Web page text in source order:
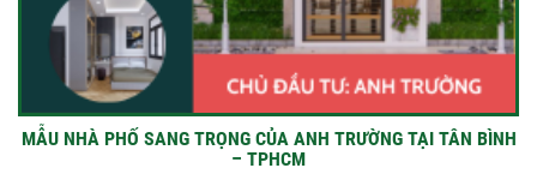
MẪU NHÀ PHỐ SANG TRỌNG CỦA ANH TRƯỜNG TẠI TÂN BÌNH
– TPHCM